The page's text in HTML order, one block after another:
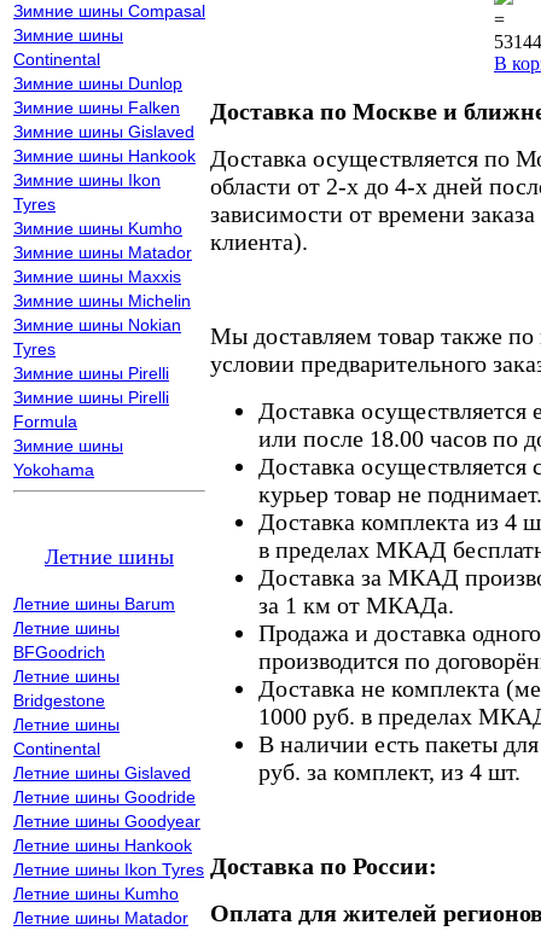
Зимние шины Compasal
Зимние шины
Continental
Зимние шины Dunlop
Зимние шины Falken
Зимние шины Gislaved
Зимние шины Hankook
Зимние шины Ikon
Tyres
Зимние шины Kumho
Зимние шины Matador
Зимние шины Maxxis
Зимние шины Michelin
Зимние шины Nokian
Tyres
Зимние шины Pirelli
Зимние шины Pirelli
Formula
Зимние шины
Yokohama
Летние шины
Летние шины Barum
Летние шины
BFGoodrich
Летние шины
Bridgestone
Летние шины
Continental
Летние шины Gislaved
Летние шины Goodride
Летние шины Goodyear
Летние шины Hankook
Летние шины Ikon Tyres
Летние шины Kumho
Летние шины Matador
=
В
Доставка по Москве и
Доставка осуществляется по
области от 2-х до 4-х дней
зависимости от времени
клиента).
Мы доставляем товар также
условии предварительного
Доставка осуществляется
или после 18.00 часов по
Доставка осуществляется
курьер товар не поднимает.
Доставка комплекта из 4
в пределах МКАД
Доставка за МКАД
за 1 км от МКАДа.
Продажа и доставка
производится по
Доставка не комплекта
1000 руб. в пределах
В наличии есть пакеты
руб. за комплект, из 4 шт.
Доставка по России:
Оплата для жителей